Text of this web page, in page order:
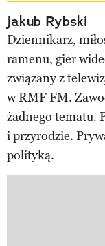
Jakub Rybski
Dziennikarz,
ramenu, gier
związany z
w RMF FM.
żadnego tematu.
i przyrodzie.
polityką.